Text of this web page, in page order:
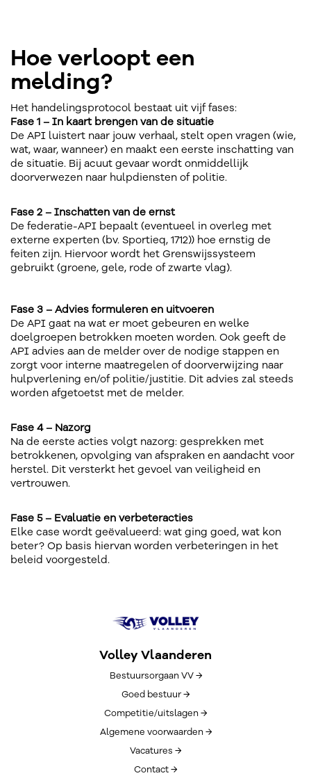
Hoe verloopt een
melding?
Het handelingsprotocol bestaat uit vijf fases:
Fase 1 – In kaart brengen van de situatie
De API luistert naar jouw verhaal, stelt open vragen (wie,
wat, waar, wanneer) en maakt een eerste inschatting van
de situatie. Bij acuut gevaar wordt onmiddellijk
doorverwezen naar hulpdiensten of politie.
Fase 2 – Inschatten van de ernst
De federatie-API bepaalt (eventueel in overleg met
externe experten (bv. Sportieq, 1712)) hoe ernstig de
feiten zijn. Hiervoor wordt het Grenswijssysteem
gebruikt (groene, gele, rode of zwarte vlag).
Fase 3 – Advies formuleren en uitvoeren
De API gaat na wat er moet gebeuren en welke
doelgroepen betrokken moeten worden. Ook geeft de
API advies aan de melder over de nodige stappen en
zorgt voor interne maatregelen of doorverwijzing naar
hulpverlening en/of politie/justitie. Dit advies zal steeds
worden afgetoetst met de melder.
Fase 4 – Nazorg
Na de eerste acties volgt nazorg: gesprekken met
betrokkenen, opvolging van afspraken en aandacht voor
herstel. Dit versterkt het gevoel van veiligheid en
vertrouwen.
Fase 5 – Evaluatie en verbeteracties
Elke case wordt geëvalueerd: wat ging goed, wat kon
beter? Op basis hiervan worden verbeteringen in het
beleid voorgesteld.
Volley Vlaanderen
Bestuursorgaan VV →
Goed bestuur →
Competitie/uitslagen →
Algemene voorwaarden →
Vacatures →
Contact →